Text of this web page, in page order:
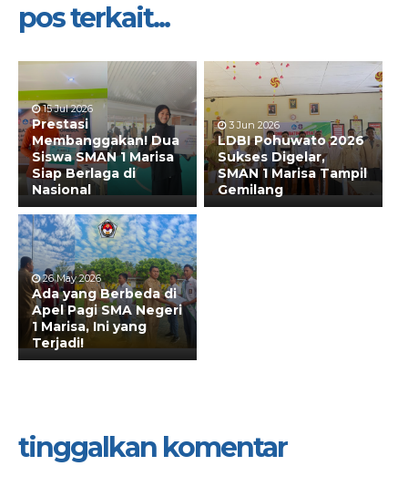
pos terkait...
15 Jul 2026
Prestasi
Membanggakan! Dua
Siswa SMAN 1 Marisa
Siap Berlaga di
Nasional
3 Jun 2026
LDBI Pohuwato 2026
Sukses Digelar,
SMAN 1 Marisa Tampil
Gemilang
26 May 2026
Ada yang Berbeda di
Apel Pagi SMA Negeri
1 Marisa, Ini yang
Terjadi!
tinggalkan komentar